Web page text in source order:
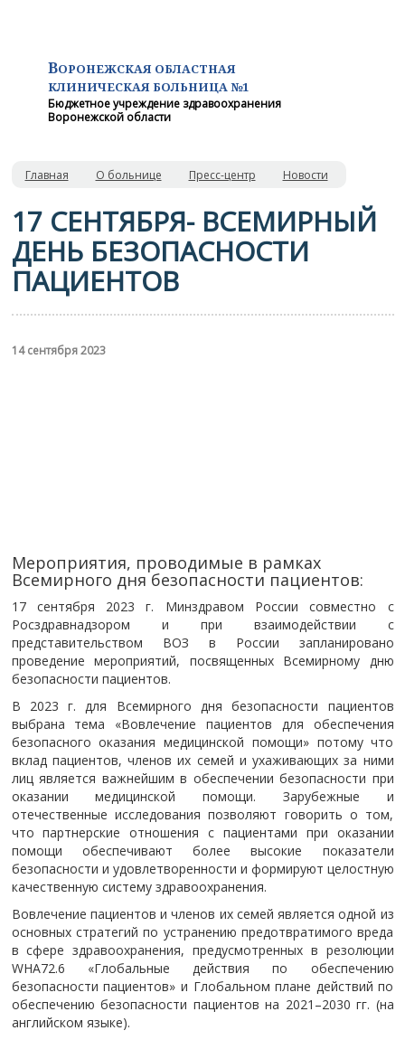
ВОРОНЕЖСКАЯ ОБЛАСТНАЯ
КЛИНИЧЕСКАЯ БОЛЬНИЦА №1
Бюджетное учреждение здравоохранения
Воронежской области
Главная О больнице Пресс-центр Новости
17 СЕНТЯБРЯ- ВСЕМИРНЫЙ
ДЕНЬ БЕЗОПАСНОСТИ
ПАЦИЕНТОВ
14 сентября 2023
Мероприятия, проводимые в рамках
Всемирного дня безопасности пациентов:
17 сентября 2023 г. Минздравом России совместно с
Росздравнадзором и при взаимодействии с
представительством ВОЗ в России запланировано
проведение мероприятий, посвященных Всемирному дню
безопасности пациентов.
В 2023 г. для Всемирного дня безопасности пациентов
выбрана тема «Вовлечение пациентов для обеспечения
безопасного оказания медицинской помощи» потому что
вклад пациентов, членов их семей и ухаживающих за ними
лиц является важнейшим в обеспечении безопасности при
оказании медицинской помощи. Зарубежные и
отечественные исследования позволяют говорить о том,
что партнерские отношения с пациентами при оказании
помощи обеспечивают более высокие показатели
безопасности и удовлетворенности и формируют целостную
качественную систему здравоохранения.
Вовлечение пациентов и членов их семей является одной из
основных стратегий по устранению предотвратимого вреда
в сфере здравоохранения, предусмотренных в резолюции
WHA72.6 «Глобальные действия по обеспечению
безопасности пациентов» и Глобальном плане действий по
обеспечению безопасности пациентов на 2021–2030 гг. (на
английском языке).